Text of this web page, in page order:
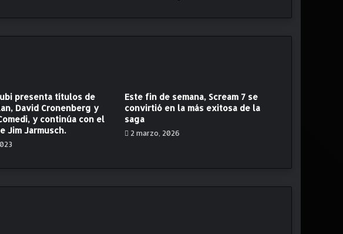
presenta títulos de
David Cronenberg y
y continúa con el
Jim Jarmusch.
Este fin de semana, Scream 7 se
convirtió en la más exitosa de la
saga
2 marzo, 2026